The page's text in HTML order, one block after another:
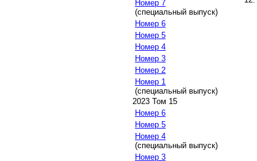
Номер 7
(специальный выпуск)
Номер 6
Номер 5
Номер 4
Номер 3
Номер 2
Номер 1
(специальный выпуск)
2023 Том 15
Номер 6
Номер 5
Номер 4
(специальный выпуск)
Номер 3